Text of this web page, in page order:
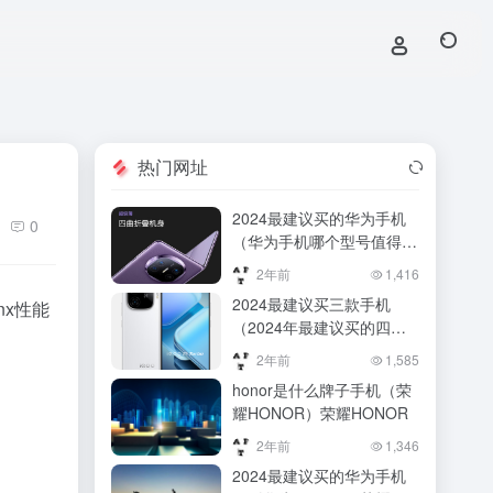
0
性能
热门网址
2024最建议买的华为手机
（华为手机哪个型号值得
买？这5款性价比出色，购
机必看！）华为手机哪个型
号值得买？这5款性价比出
色，购机必看！
2年前 1,416
2024最建议买三款手机
（2024年最建议买的四款
手机推荐）2024年最建议
买的四款手机推荐
2年前 1,585
honor是什么牌子手机（荣
耀HONOR）荣耀HONOR
2年前 1,346
2024最建议买的华为手机